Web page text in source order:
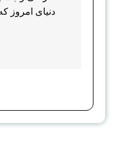
دنیای امروز